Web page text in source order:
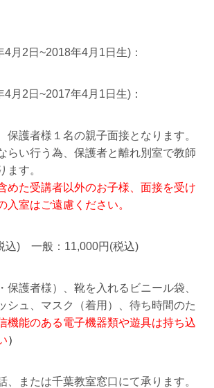
月2日~2018年4月1日生)：
月2日~2017年4月1日生)：
保護者様１名の親子面接となります。
らい行う為、保護者と離れ別室で教師
ます。
めた受講者以外のお子様、面接を受け
入室はご遠慮ください。
込) 一般：11,000円(税込)
保護者様）、靴を入れるビニール袋、
シュ、マスク（着用）、待ち時間のた
機能のある電子機器類や遊具は持ち込
）
、または千葉教室窓口にて承ります。